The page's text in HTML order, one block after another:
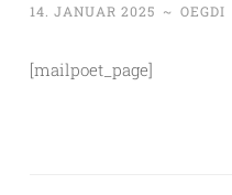
14. JANUAR 2025 ~ OEGDI
[mailpoet_page]